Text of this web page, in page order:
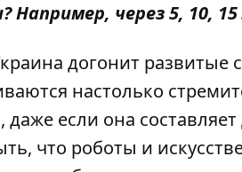
через 5, 10,
догонит развитые
настолько
если она составляет
что роботы и